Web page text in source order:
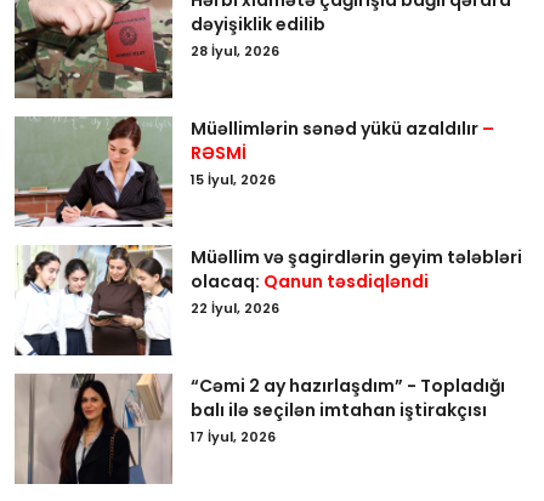
dəyişiklik edilib
28 İyul, 2026
Müəllimlərin sənəd yükü azaldılır –
RƏSMİ
15 İyul, 2026
Müəllim və şagirdlərin geyim tələbləri
olacaq: Qanun təsdiqləndi
22 İyul, 2026
“Cəmi 2 ay hazırlaşdım” - Topladığı
balı ilə seçilən imtahan iştirakçısı
17 İyul, 2026